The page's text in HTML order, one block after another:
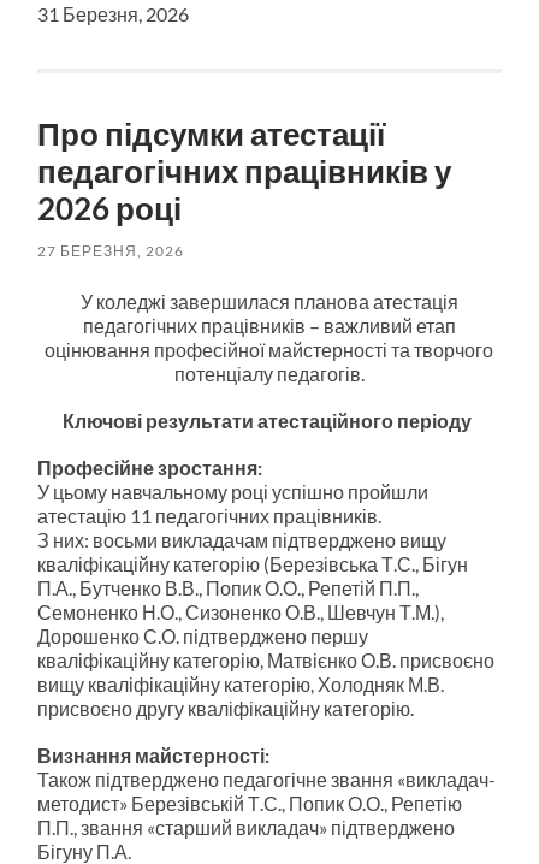
31 Березня, 2026
Про підсумки атестації
педагогічних працівників у
2026 році
27 БЕРЕЗНЯ, 2026
У коледжі завершилася планова атестація
педагогічних працівників – важливий етап
оцінювання професійної майстерності та творчого
потенціалу педагогів.
Ключові результати атестаційного періоду
Професійне зростання:
У цьому навчальному році успішно пройшли
атестацію 11 педагогічних працівників.
З них: восьми викладачам підтверджено вищу
кваліфікаційну категорію (Березівська Т.С., Бігун
П.А., Бутченко В.В., Попик О.О., Репетій П.П.,
Семоненко Н.О., Сизоненко О.В., Шевчун Т.М.),
Дорошенко С.О. підтверджено першу
кваліфікаційну категорію, Матвієнко О.В. присвоєно
вищу кваліфікаційну категорію, Холодняк М.В.
присвоєно другу кваліфікаційну категорію.
Визнання майстерності:
Також підтверджено педагогічне звання «викладач-
методист» Березівській Т.С., Попик О.О., Репетію
П.П., звання «старший викладач» підтверджено
Бігуну П.А.